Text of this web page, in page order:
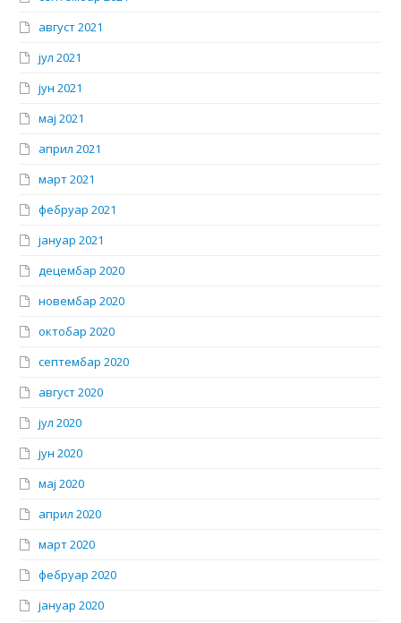
август 2021
јул 2021
јун 2021
мај 2021
април 2021
март 2021
фебруар 2021
јануар 2021
децембар 2020
новембар 2020
октобар 2020
септембар 2020
август 2020
јул 2020
јун 2020
мај 2020
април 2020
март 2020
фебруар 2020
јануар 2020